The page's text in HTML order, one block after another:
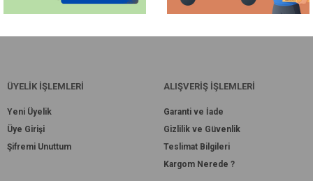
ÜYELİK İŞLEMLERİ
Yeni Üyelik
Üye Girişi
Şifremi Unuttum
ALIŞVERİŞ İŞLEMLERİ
Garanti ve İade
Gizlilik ve Güvenlik
Teslimat Bilgileri
Kargom Nerede ?